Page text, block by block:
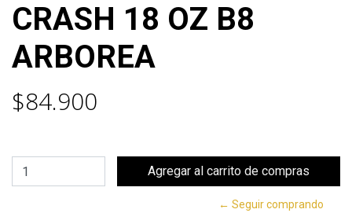
CRASH 18 OZ B8
ARBOREA
$84.900
← Seguir comprando